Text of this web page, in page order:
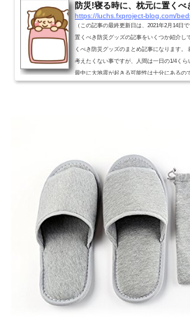
防災!寝る時に、枕元に置く
https://luchs.fxproject-blog.com/
（この記事の最終更新日は、2021年2月14日
置くべき防災グッズの記事をいくつか紹介し
くべき防災グッズのまとめ記事になります。
考えたくない事ですが、人間は一日の1/4く
最中に大地震が起きる可能性は十分にあるの
で真っ暗という状況では、自分がどこにいる